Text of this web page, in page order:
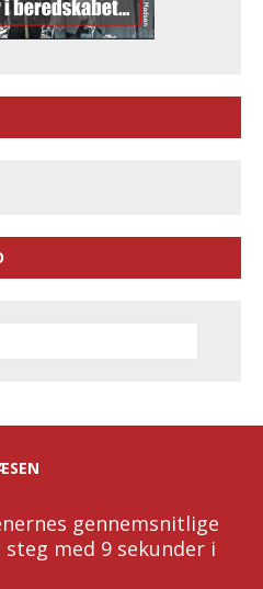
gennemsnitlige
med 9 sekunder i